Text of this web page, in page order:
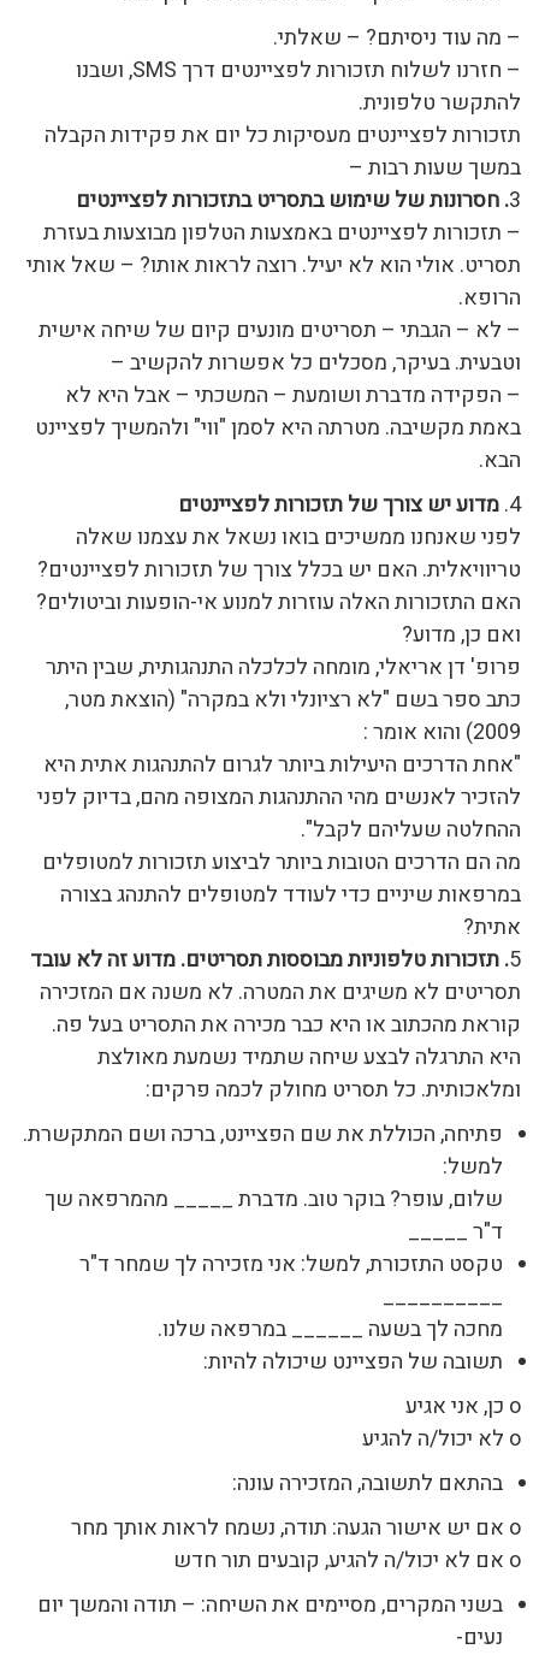
– מה עוד ניסיתם? – שאלתי.
– חזרנו לשלוח תזכורות לפציינטים דרך SMS, ושבנו
להתקשר טלפונית.
תזכורות לפציינטים מעסיקות כל יום את פקידות הקבלה
במשך שעות רבות –
3. חסרונות של שימוש בתסריט בתזכורות לפציינטים
– תזכורות לפציינטים באמצעות הטלפון מבוצעות בעזרת
תסריט. אולי הוא לא יעיל. רוצה לראות אותו? – שאל אותי
הרופא.
– לא – הגבתי – תסריטים מונעים קיום של שיחה אישית
וטבעית. בעיקר, מסכלים כל אפשרות להקשיב –
– הפקידה מדברת ושומעת – המשכתי – אבל היא לא
באמת מקשיבה. מטרתה היא לסמן "ווי" ולהמשיך לפציינט
הבא.
4. מדוע יש צורך של תזכורות לפציינטים
לפני שאנחנו ממשיכים בואו נשאל את עצמנו שאלה
טריוויאלית. האם יש בכלל צורך של תזכורות לפציינטים?
האם התזכורות האלה עוזרות למנוע אי-הופעות וביטולים?
ואם כן, מדוע?
פרופ' דן אריאלי, מומחה לכלכלה התנהגותית, שבין היתר
כתב ספר בשם "לא רציונלי ולא במקרה" (הוצאת מטר,
2009) והוא אומר :
"אחת הדרכים היעילות ביותר לגרום להתנהגות אתית היא
להזכיר לאנשים מהי ההתנהגות המצופה מהם, בדיוק לפני
ההחלטה שעליהם לקבל".
מה הם הדרכים הטובות ביותר לביצוע תזכורות למטופלים
במרפאות שיניים כדי לעודד למטופלים להתנהג בצורה
אתית?
5. תזכורות טלפוניות מבוססות תסריטים. מדוע זה לא עובד
תסריטים לא משיגים את המטרה. לא משנה אם המזכירה
קוראת מהכתוב או היא כבר מכירה את התסריט בעל פה.
היא התרגלה לבצע שיחה שתמיד נשמעת מאולצת
ומלאכותית. כל תסריט מחולק לכמה פרקים:
פתיחה, הכוללת את שם הפציינט, ברכה ושם המתקשרת.
למשל:
שלום, עופר? בוקר טוב. מדברת _____ מהמרפאה שך
ד"ר _____
טקסט התזכורת, למשל: אני מזכירה לך שמחר ד"ר
__________
מחכה לך בשעה ______ במרפאה שלנו.
תשובה של הפציינט שיכולה להיות:
o כן, אני אגיע
o לא יכול/ה להגיע
בהתאם לתשובה, המזכירה עונה:
o אם יש אישור הגעה: תודה, נשמח לראות אותך מחר
o אם לא יכול/ה להגיע, קובעים תור חדש
בשני המקרים, מסיימים את השיחה: – תודה והמשך יום
נעים-